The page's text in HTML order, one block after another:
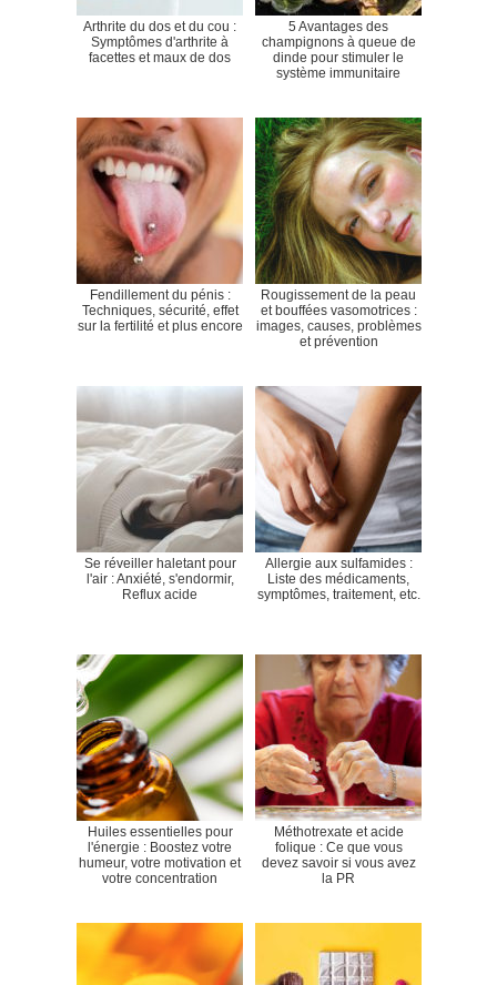
Arthrite du dos et du cou :
Symptômes d'arthrite à
facettes et maux de dos
5 Avantages des
champignons à queue de
dinde pour stimuler le
système immunitaire
Fendillement du pénis :
Techniques, sécurité, effet
sur la fertilité et plus encore
Rougissement de la peau
et bouffées vasomotrices :
images, causes, problèmes
et prévention
Se réveiller haletant pour
l'air : Anxiété, s'endormir,
Reflux acide
Allergie aux sulfamides :
Liste des médicaments,
symptômes, traitement, etc.
Huiles essentielles pour
l'énergie : Boostez votre
humeur, votre motivation et
votre concentration
Méthotrexate et acide
folique : Ce que vous
devez savoir si vous avez
la PR